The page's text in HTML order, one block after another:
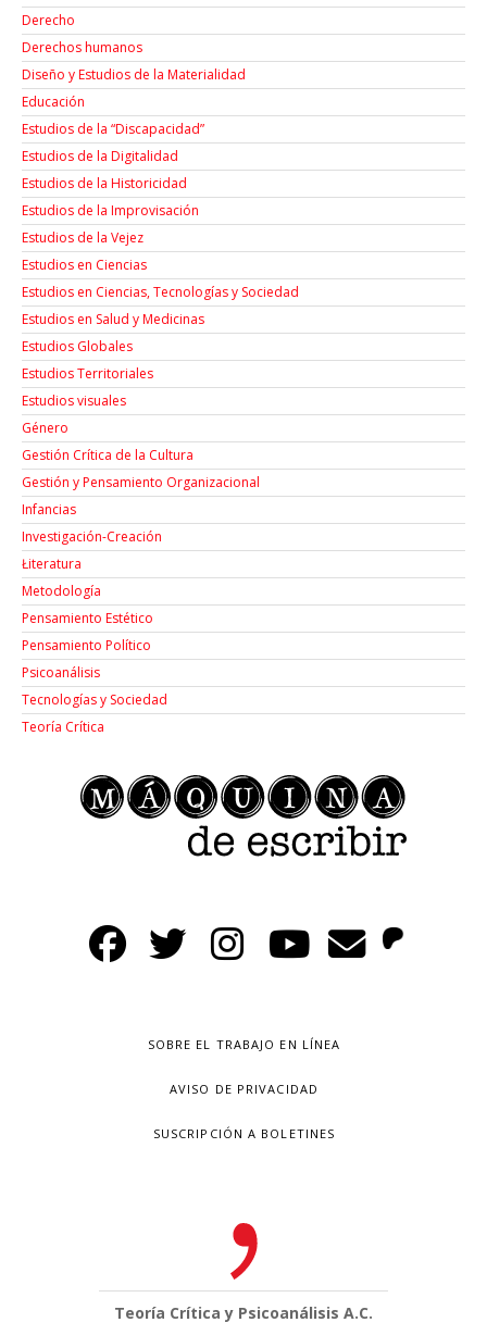
Derecho
Derechos humanos
Diseño y Estudios de la Materialidad
Educación
Estudios de la “Discapacidad”
Estudios de la Digitalidad
Estudios de la Historicidad
Estudios de la Improvisación
Estudios de la Vejez
Estudios en Ciencias
Estudios en Ciencias, Tecnologías y Sociedad
Estudios en Salud y Medicinas
Estudios Globales
Estudios Territoriales
Estudios visuales
Género
Gestión Crítica de la Cultura
Gestión y Pensamiento Organizacional
Infancias
Investigación-Creación
Łiteratura
Metodología
Pensamiento Estético
Pensamiento Político
Psicoanálisis
Tecnologías y Sociedad
Teoría Crítica
SOBRE EL TRABAJO EN LÍNEA
AVISO DE PRIVACIDAD
SUSCRIPCIÓN A BOLETINES
Teoría Crítica y Psicoanálisis A.C.